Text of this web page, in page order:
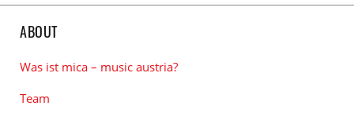
ABOUT
Was ist mica – music austria?
Team